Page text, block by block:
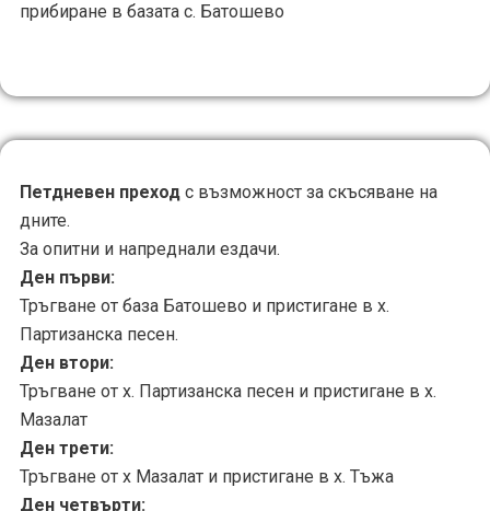
прибиране в базата с. Батошево
Петдневен преход с възможност за скъсяване на
дните.
За опитни и напреднали ездачи.
Ден първи:
Тръгване от база Батошево и пристигане в х.
Партизанска песен.
Ден втори:
Тръгване от х. Партизанска песен и пристигане в х.
Мазалат
Ден трети:
Тръгване от х Мазалат и пристигане в х. Тъжа
Ден четвърти: